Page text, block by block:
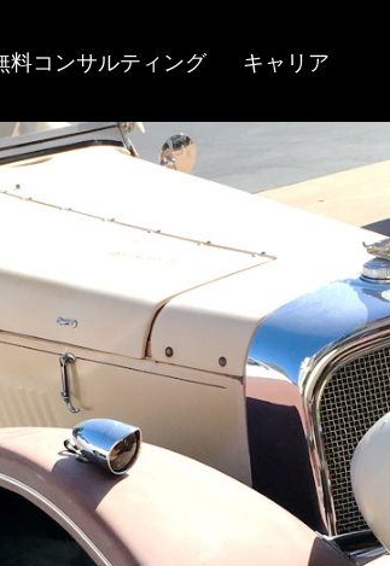
料コンサルティング(current)キャリア